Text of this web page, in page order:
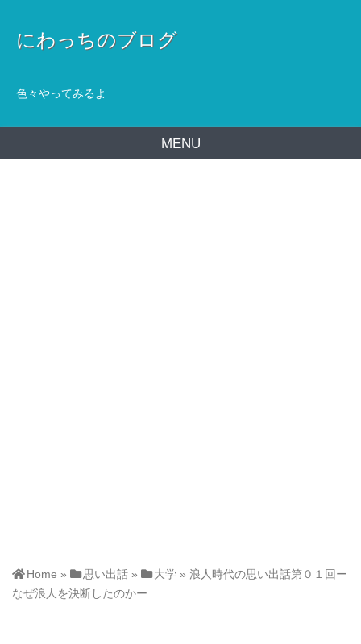
にわっちのブログ
色々やってみるよ
MENU
Home » 思い出話 » 大学 »浪人時代の思い出話第０１回ー
なぜ浪人を決断したのかー